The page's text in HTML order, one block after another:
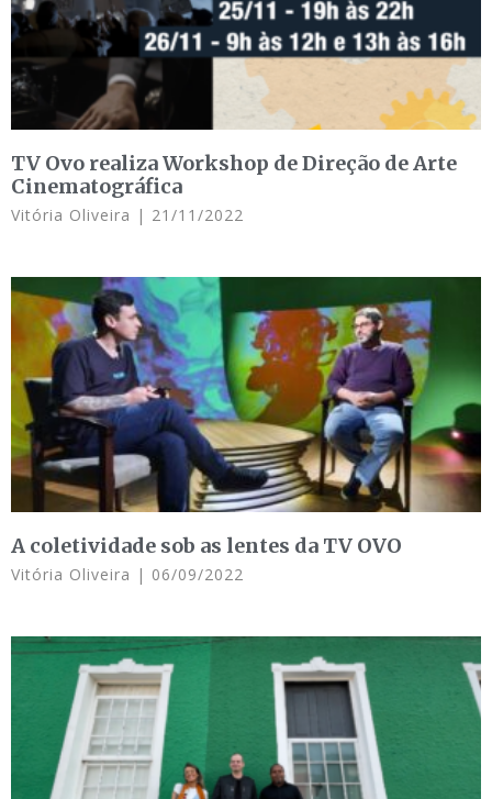
TV Ovo realiza Workshop de Direção de Arte
Cinematográfica
Vitória Oliveira 21/11/2022
A coletividade sob as lentes da TV OVO
Vitória Oliveira 06/09/2022